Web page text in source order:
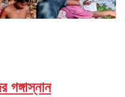
গঙ্গাস্নান